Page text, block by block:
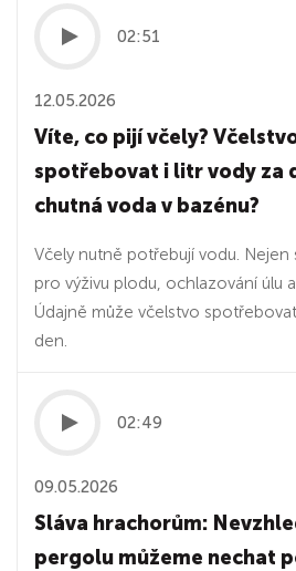
02:51
12.05.2026
Víte, co pijí včely?
spotřebovat i litr vody za
chutná voda v bazénu?
Včely nutně potřebují vodu. Nejen
pro výživu plodu, ochlazování úlu
Údajně může včelstvo
den.
02:49
09.05.2026
Sláva hrachorům:
pergolu můžeme nechat